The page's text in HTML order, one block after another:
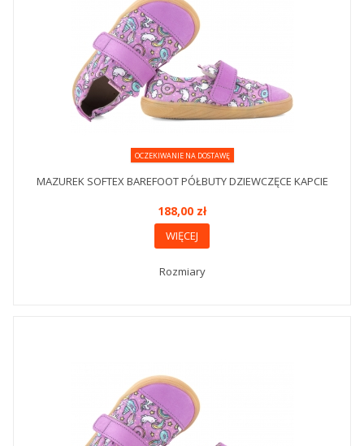
OCZEKIWANIE NA DOSTAWĘ
MAZUREK SOFTEX BAREFOOT PÓŁBUTY DZIEWCZĘCE KAPCIE
188,00 zł
WIĘCEJ
Rozmiary